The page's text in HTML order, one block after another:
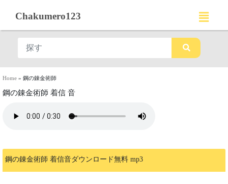
Chakumero123
Home » 鋼の錬金術師
鋼の錬金術師 着信 音
鋼の錬金術師 着信音ダウンロード無料 mp3